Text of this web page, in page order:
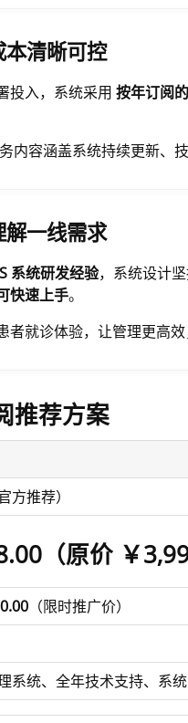
清晰可控
投入，系统采用 按年订阅
内容涵盖系统持续更新、
一线需求
系统研发经验，系统设计
快速上手。
就诊体验，让管理更高效
推荐方案
方推荐）
（原价 ￥
（限时推广价）
系统、全年技术支持、系